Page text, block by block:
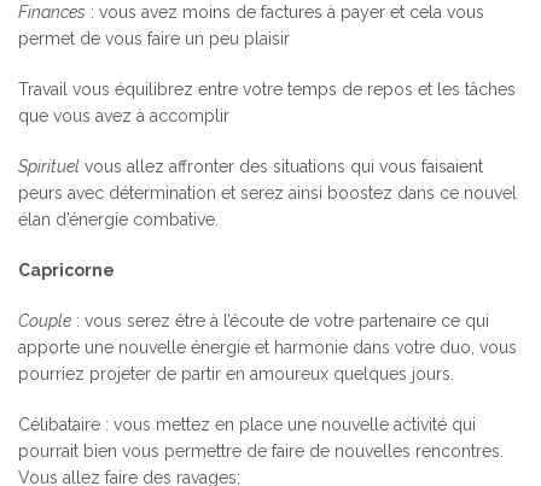
Finances : vous avez moins de factures à payer et cela vous
permet de vous faire un peu plaisir
Travail vous équilibrez entre votre temps de repos et les tâches
que vous avez à accomplir
Spirituel vous allez affronter des situations qui vous faisaient
peurs avec détermination et serez ainsi boostez dans ce nouvel
élan d’énergie combative.
Capricorne
Couple : vous serez être à l’écoute de votre partenaire ce qui
apporte une nouvelle énergie et harmonie dans votre duo, vous
pourriez projeter de partir en amoureux quelques jours.
Célibataire : vous mettez en place une nouvelle activité qui
pourrait bien vous permettre de faire de nouvelles rencontres.
Vous allez faire des ravages;